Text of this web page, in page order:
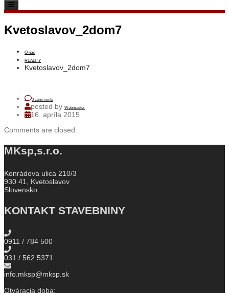
Toggle
navigation
Kvetoslavov_2dom7
O nás
REALITY
Kvetoslavov_2dom7
0 comments
posted by Webmaster
16. apríla 2015
Comments are closed.
MKsp,s.r.o.
Konrádova ulica 210/3
930 41, Kvetoslavov
Slovensko
KONTAKT STAVEBNINY
0911 / 784 500
031 / 562 5371
info.mksp@mksp.sk
Otváracia doba: